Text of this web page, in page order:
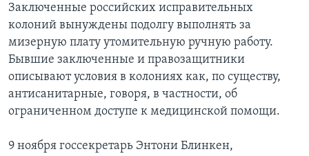
Заключенные российских исправительных
колоний вынуждены подолгу выполнять за
мизерную плату утомительную ручную работу.
Бывшие заключенные и правозащитники
описывают условия в колониях как, по существу,
антисанитарные, говоря, в частности, об
ограниченном доступе к медицинской помощи.
9 ноября госсекретарь Энтони Блинкен,